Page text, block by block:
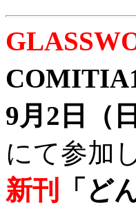
9月2日（
にて参加
新刊
「ど